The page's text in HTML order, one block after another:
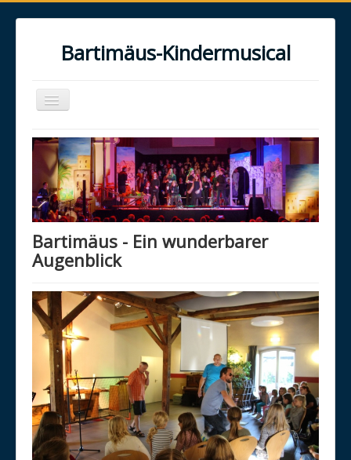
Bartimäus-Kindermusical
Toggle
Navigation
Home
Über uns
Das Musical
Das Projekt
Galerie
Kontakt
Bartimäus - Ein wunderbarer
Augenblick